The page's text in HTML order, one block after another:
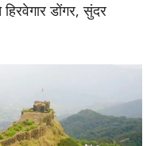
डोंगर, सुंदर